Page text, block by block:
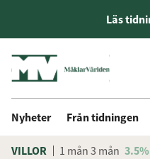
Läs
Nyheter Från tidningen
VILLOR 1 mån 3 mån 3.5%